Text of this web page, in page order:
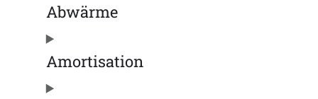
Abwärme
Amortisation